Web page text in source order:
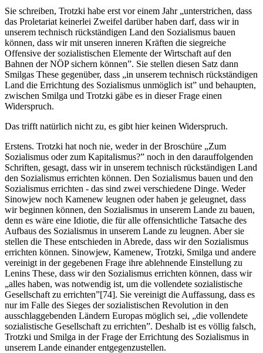
Sie schreiben, Trotzki habe erst vor einem Jahr „unterstrichen, dass
das Proletariat keinerlei Zweifel darüber haben darf, dass wir in
unserem technisch rückständigen Land den Sozialismus bauen
können, dass wir mit unseren inneren Kräften die siegreiche
Offensive der sozialistischen Elemente der Wirtschaft auf den
Bahnen der NÖP sichern können”. Sie stellen diesen Satz dann
Smilgas These gegenüber, dass „in unserem technisch rückständigen
Land die Errichtung des Sozialismus unmöglich ist” und behaupten,
zwischen Smilga und Trotzki gäbe es in dieser Frage einen
Widerspruch.
Das trifft natürlich nicht zu, es gibt hier keinen Widerspruch.
Erstens. Trotzki hat noch nie, weder in der Broschüre „Zum
Sozialismus oder zum Kapitalismus?” noch in den darauffolgenden
Schriften, gesagt, dass wir in unserem technisch rückständigen Land
den Sozialismus errichten können. Den Sozialismus bauen und den
Sozialismus errichten - das sind zwei verschiedene Dinge. Weder
Sinowjew noch Kamenew leugnen oder haben je geleugnet, dass
wir beginnen können, den Sozialismus in unserem Lande zu bauen,
denn es wäre eine Idiotie, die für alle offensichtliche Tatsache des
Aufbaus des Sozialismus in unserem Lande zu leugnen. Aber sie
stellen die These entschieden in Abrede, dass wir den Sozialismus
errichten können. Sinowjew, Kamenew, Trotzki, Smilga und andere
vereinigt in der gegebenen Frage ihre ablehnende Einstellung zu
Lenins These, dass wir den Sozialismus errichten können, dass wir
„alles haben, was notwendig ist, um die vollendete sozialistische
Gesellschaft zu errichten”[74]. Sie vereinigt die Auffassung, dass es
nur im Falle des Sieges der sozialistischen Revolution in den
ausschlaggebenden Ländern Europas möglich sei, „die vollendete
sozialistische Gesellschaft zu errichten”. Deshalb ist es völlig falsch,
Trotzki und Smilga in der Frage der Errichtung des Sozialismus in
unserem Lande einander entgegenzustellen.